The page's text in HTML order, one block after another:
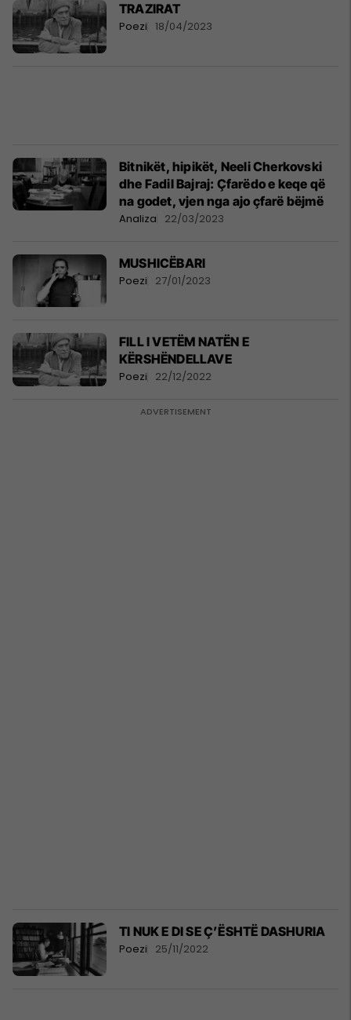
TRAZIRAT
Poezi 18/04/2023
Bitnikët, hipikët, Neeli Cherkovski
dhe Fadil Bajraj: Çfarëdo e keqe që
na godet, vjen nga ajo çfarë bëjmë
Analiza 22/03/2023
MUSHICËBARI
Poezi 27/01/2023
FILL I VETËM NATËN E
KËRSHËNDELLAVE
Poezi 22/12/2022
TI NUK E DI SE Ç’ËSHTË DASHURIA
Poezi 25/11/2022